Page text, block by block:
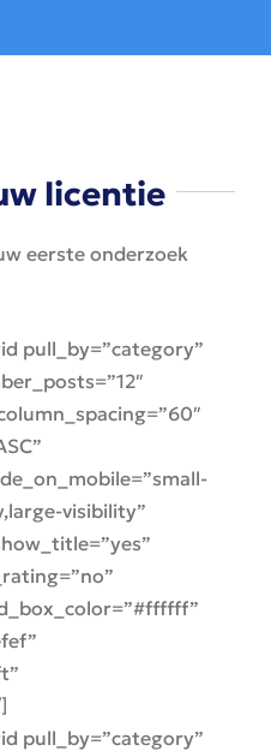
licentie
eerste onderzoek
pull_by=”category”
visibility”
pull_by=”category”